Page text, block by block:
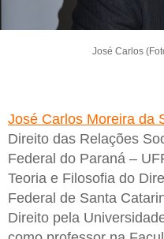
José Carlos
José Carlos Moreira da
Direito das Relações
Federal do Paraná –
Teoria e Filosofia do
Federal de Santa
Direito pela